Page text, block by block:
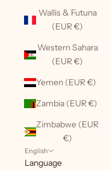
Wallis & Futuna
(EUR €)
Western Sahara
(EUR €)
Yemen (EUR €)
Zambia (EUR €)
Zimbabwe (EUR
€)
English
Language